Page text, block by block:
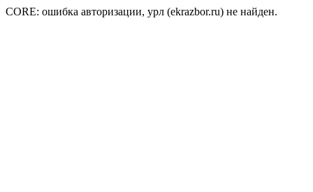
CORE: ошибка авторизации, урл (ekrazbor.ru) не найден.